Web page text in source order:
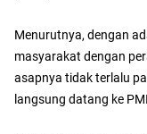
Menurutnya, dengan
masyarakat dengan
asapnya tidak terlalu
langsung datang ke